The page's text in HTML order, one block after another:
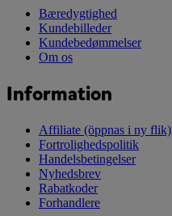
Bæredygtighed
Kundebilleder
Kundebedømmelser
Om os
Information
Affiliate (öppnas i ny flik)
Fortrolighedspolitik
Handelsbetingelser
Nyhedsbrev
Rabatkoder
Forhandlere